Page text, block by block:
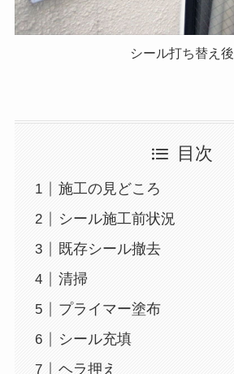
シール打ち替え後
目次
施工の見どころ
シール施工前状況
既存シール撤去
清掃
プライマー塗布
シール充填
ヘラ押え